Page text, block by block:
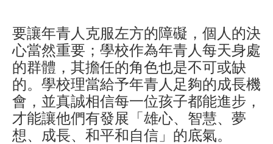
要讓年青人克服左方的障礙，個人的決
心當然重要；學校作為年青人每天身處
的群體，其擔任的角色也是不可或缺
的。學校理當給予年青人足夠的成長機
會，並真誠相信每一位孩子都能進步，
才能讓他們有發展「雄心、智慧、夢
想、成長、和平和自信」的底氣。